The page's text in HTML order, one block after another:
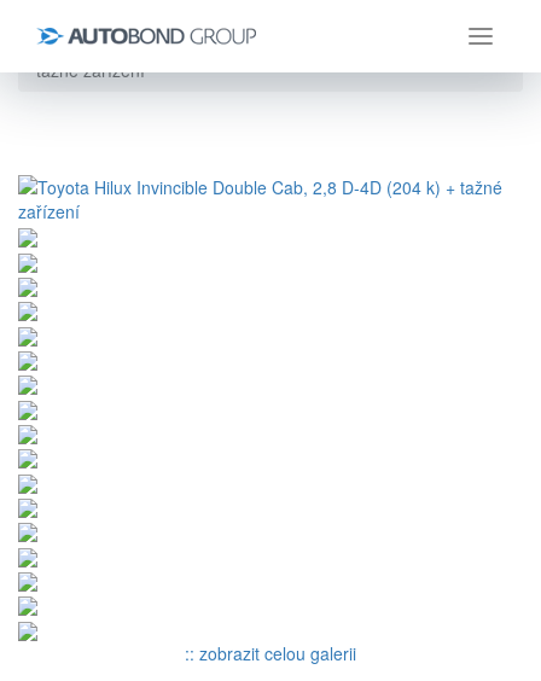
Úvod Toyota
Hilux
Toyota Hilux Invincible Double Cab, 2,8 D-4D (204 k) +
tažné zařízení
:: zobrazit celou galerii